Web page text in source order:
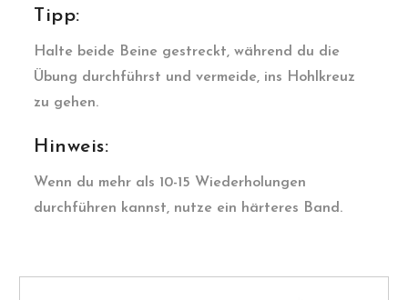
Tipp:
Halte beide Beine gestreckt, während du die
Übung durchführst und vermeide, ins Hohlkreuz
zu gehen.
Hinweis:
Wenn du mehr als 10-15 Wiederholungen
durchführen kannst, nutze ein härteres Band.